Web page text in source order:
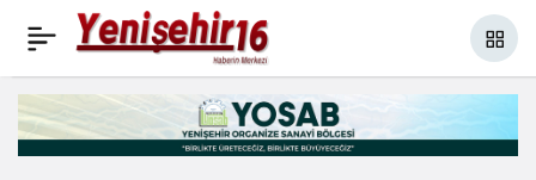
Büyükşehir’le işbirliği
eğitime değer katacak
Paylaş